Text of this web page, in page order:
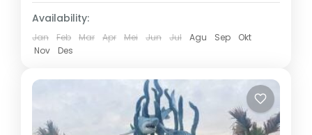
Availability:
Jan Feb Mar Apr Mei Jun Jul Agu Sep
Okt
Nov
Des